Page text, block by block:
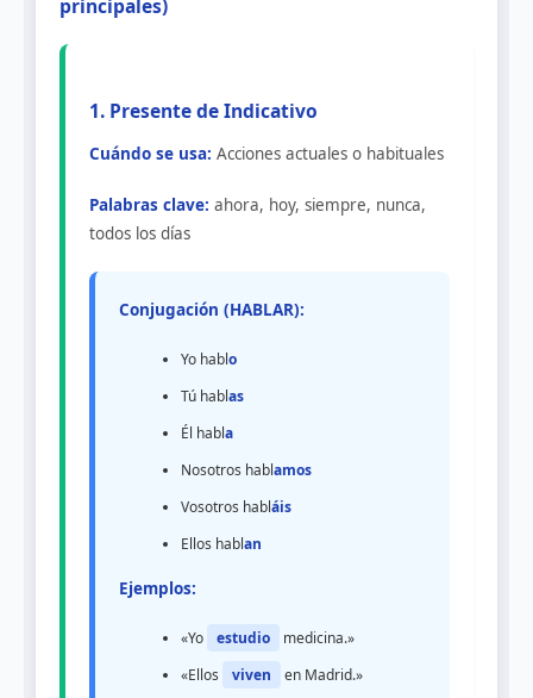
principales)
1. Presente de Indicativo
Cuándo se usa: Acciones actuales o habituales
Palabras clave: ahora, hoy, siempre, nunca,
todos los días
Conjugación (HABLAR):
Yo hablo
Tú hablas
Él habla
Nosotros hablamos
Vosotros habláis
Ellos hablan
Ejemplos:
«Yo estudio
medicina.»
«Ellos
viven en Madrid.»